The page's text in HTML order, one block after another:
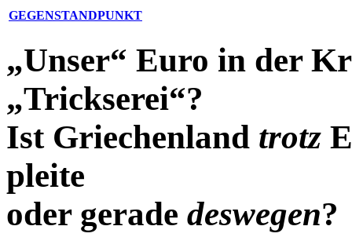
GEGENSTANDPUNKT
„Unser“ Euro in der
„Trickserei“?
Ist Griechenland trotz
pleite
oder gerade deswegen?